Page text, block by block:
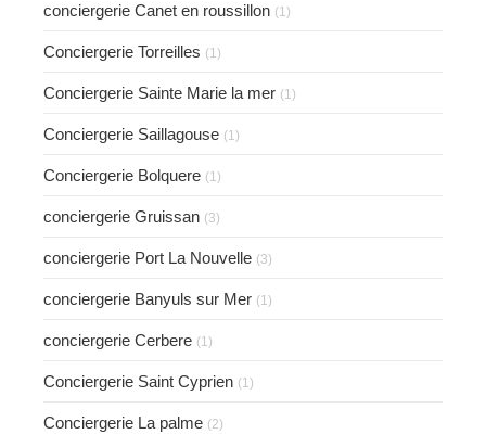
conciergerie Canet en roussillon (1)
Conciergerie Torreilles (1)
Conciergerie Sainte Marie la mer (1)
Conciergerie Saillagouse (1)
Conciergerie Bolquere (1)
conciergerie Gruissan (3)
conciergerie Port La Nouvelle (3)
conciergerie Banyuls sur Mer (1)
conciergerie Cerbere (1)
Conciergerie Saint Cyprien (1)
Conciergerie La palme (2)